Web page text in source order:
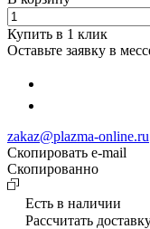
Купить в 1 клик
Оставьте заявку в
zakaz@plazma-online.ru
Скопировать e-mail
Cкопированно
Есть в наличии
Рассчитать